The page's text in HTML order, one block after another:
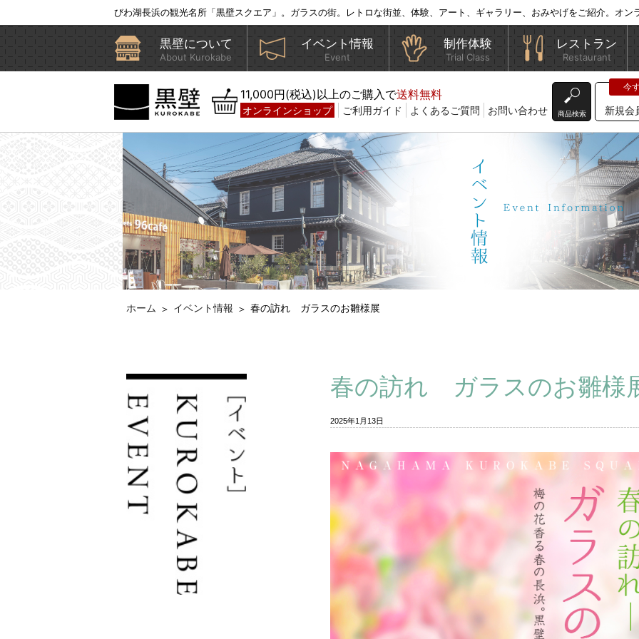
びわ湖長浜の観光名所「黒壁スクエア」。ガラスの街。レトロな街並、体験、アート、ギャラリー、おみやげをご紹介。オン
黒壁について
About Kurokabe
イベント情報
Event
制作体験
Trial Class
レストラン
Restaurant
11,000円(税込)以上のご購入で送料無料
オンラインショップ ご利用ガイド よくあるご質問 お問い合わせ 商品検索 新規会
ホーム ＞ イベント情報 ＞ 春の訪れ ガラスのお雛様展
春の訪れ ガラスのお雛様
2025年1月13日